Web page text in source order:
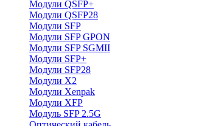
Модули QSFP+
Модули QSFP28
Модули SFP
Модули SFP GPON
Модули SFP SGMII
Модули SFP+
Модули SFP28
Модули X2
Модули Xenpak
Модули XFP
Модуль SFP 2.5G